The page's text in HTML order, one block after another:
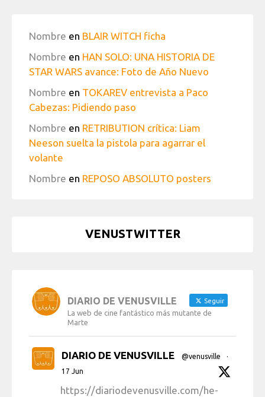
Nombre en BLAIR WITCH ficha
Nombre en HAN SOLO: UNA HISTORIA DE
STAR WARS avance: Foto de Año Nuevo
Nombre en TOKAREV entrevista a Paco
Cabezas: Pidiendo paso
Nombre en RETRIBUTION crítica: Liam
Neeson suelta la pistola para agarrar el
volante
Nombre en REPOSO ABSOLUTO posters
VENUSTWITTER
DIARIO DE VENUSVILLE Seguir
La web de cine fantástico más mutante de
Marte
DIARIO DE VENUSVILLE @venusville
·
17 Jun
https://diariodevenusville.com/he-